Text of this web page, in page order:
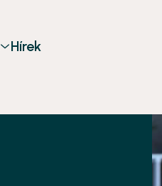
Hírek